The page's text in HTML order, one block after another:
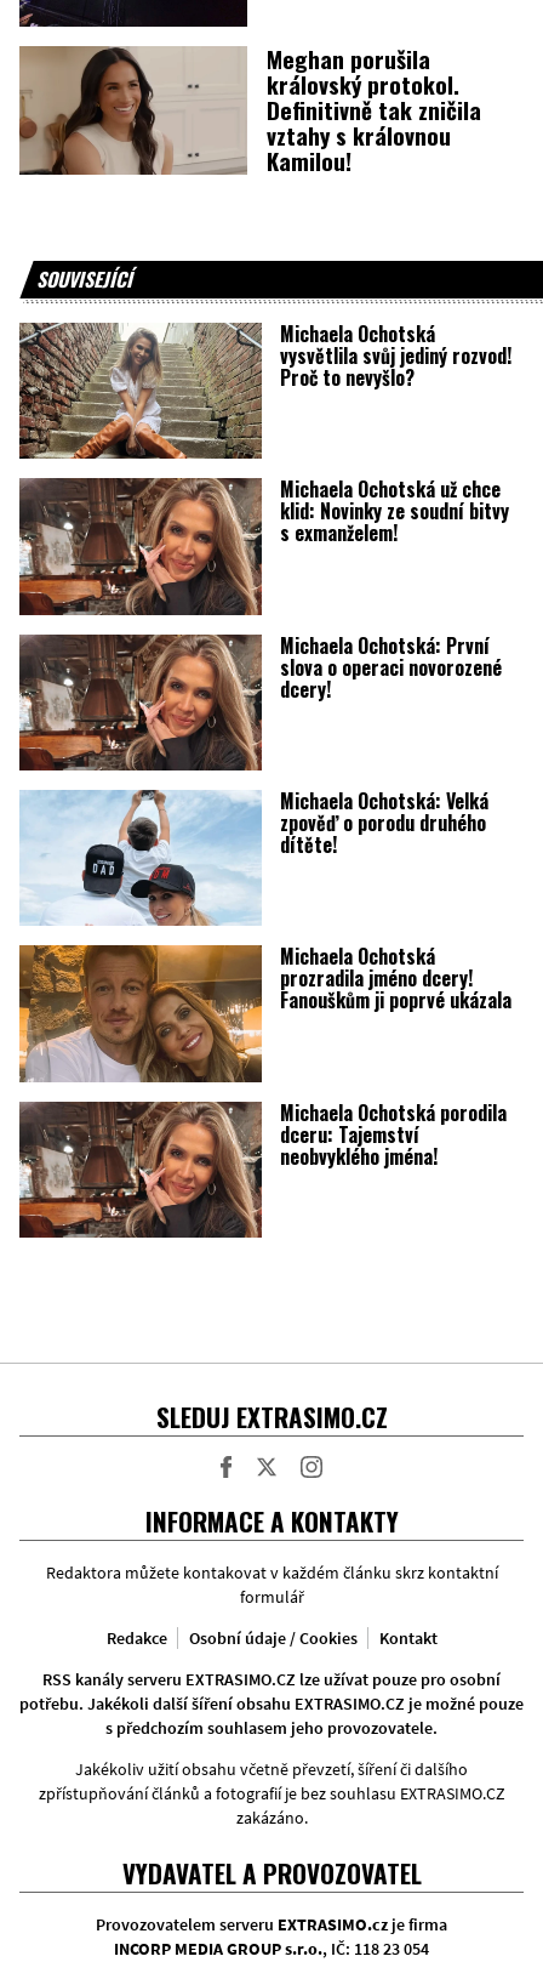
Meghan porušila
královský protokol.
Definitivně tak zničila
vztahy s královnou
Kamilou!
SOUVISEJÍCÍ
Michaela Ochotská
vysvětlila svůj jediný rozvod!
Proč to nevyšlo?
Michaela Ochotská už chce
klid: Novinky ze soudní bitvy
s exmanželem!
Michaela Ochotská: První
slova o operaci novorozené
dcery!
Michaela Ochotská: Velká
zpověď o porodu druhého
dítěte!
Michaela Ochotská
prozradila jméno dcery!
Fanouškům ji poprvé ukázala
Michaela Ochotská porodila
dceru: Tajemství
neobvyklého jména!
SLEDUJ EXTRASIMO.CZ
INFORMACE A KONTAKTY
Redaktora můžete kontakovat v každém článku skrz kontaktní
formulář
Redakce
Osobní údaje / Cookies
Kontakt
RSS kanály serveru EXTRASIMO.CZ lze užívat pouze pro osobní
potřebu. Jakékoli další šíření obsahu EXTRASIMO.CZ je možné pouze
s předchozím souhlasem jeho provozovatele.
Jakékoliv užití obsahu včetně převzetí, šíření či dalšího
zpřístupňování článků a fotografií je bez souhlasu EXTRASIMO.CZ
zakázáno.
VYDAVATEL A PROVOZOVATEL
Provozovatelem serveru EXTRASIMO.czje firma
INCORP MEDIA GROUP s.r.o., IČ: 118 23 054